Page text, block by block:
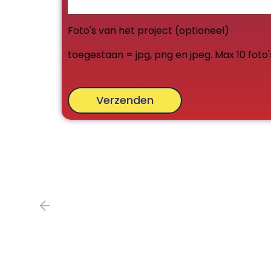
Foto's van het project (optioneel)
toegestaan = jpg, png en jpeg. Max 10